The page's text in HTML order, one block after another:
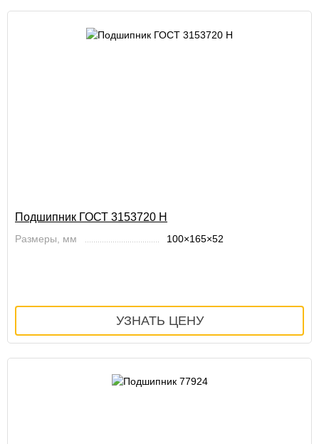
Подшипник ГОСТ 3153720 Н
Размеры, мм 100×165×52